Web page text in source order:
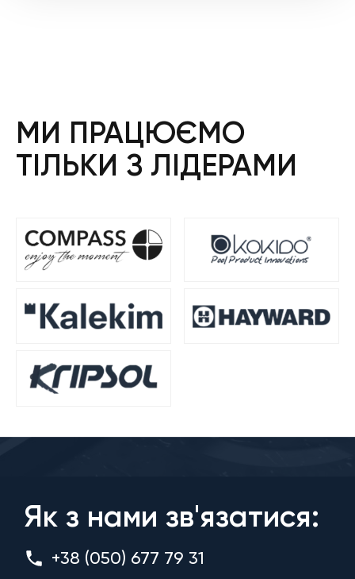
МИ ПРАЦЮЄМО
ТІЛЬКИ З ЛІДЕРАМИ
Як з нами зв'язатися:
+38 (050) 677 79 31